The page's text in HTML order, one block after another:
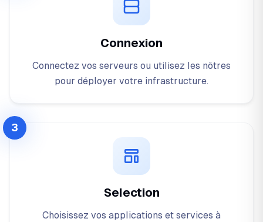
Connexion
Connectez vos serveurs ou utilisez les nôtres
pour déployer votre infrastructure.
3
Selection
Choisissez vos applications et services à